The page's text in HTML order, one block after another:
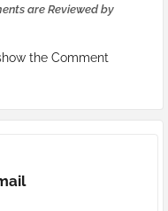
are Reviewed by
the Comment